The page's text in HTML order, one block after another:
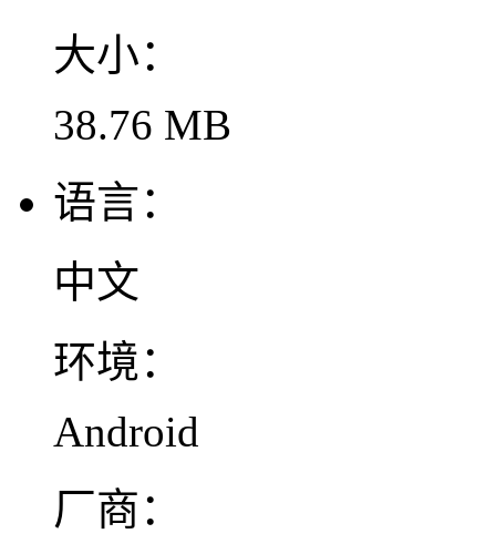
大小：
38.76 MB
语言：
中文
环境：
Android
厂商：